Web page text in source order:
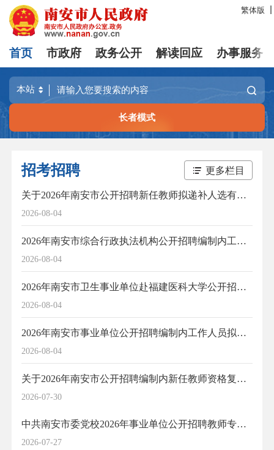
繁体版
首页 市政府 政务公开 解读回应 办事服务
长者模式
招考招聘 更多栏目
2026-08-04
关于2026年南安市公开招聘新任教师拟递补人选有关事项的通告
2026-08-04
2026年南安市综合行政执法机构公开招聘编制内工作人员拟聘用人员公示(2)
2026-08-04
2026年南安市卫生事业单位赴福建医科大学公开招聘编制内卫生类工作人员拟聘用人员公示（2）
2026-08-04
2026年南安市事业单位公开招聘编制内工作人员拟聘用人员公示（2）
2026-07-30
关于2026年南安市公开招聘编制内新任教师资格复审及体检有关事项的通告（二）
2026-07-27
中共南安市委党校2026年事业单位公开招聘教师专业测试及综合成绩排名情况